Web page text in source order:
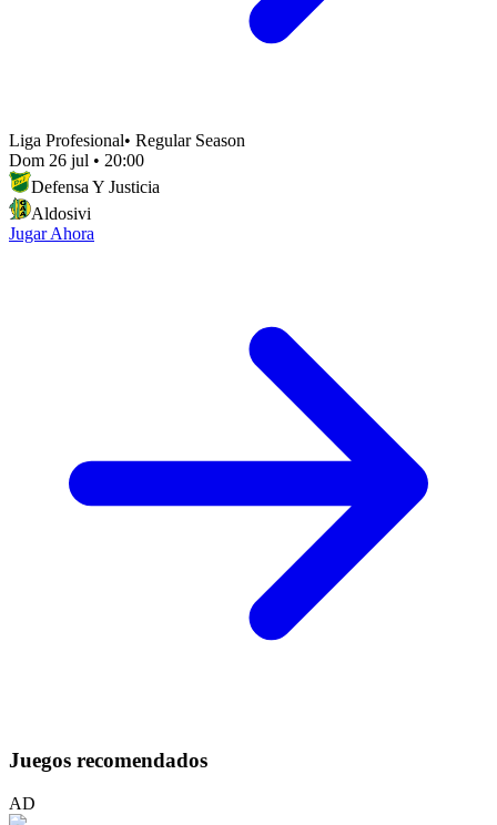
Liga Profesional• Regular Season
Dom 26 jul • 20:00
Defensa Y Justicia
Aldosivi
Jugar Ahora
Juegos recomendados
AD